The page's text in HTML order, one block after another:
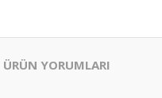
ÜRÜN YORUMLARI